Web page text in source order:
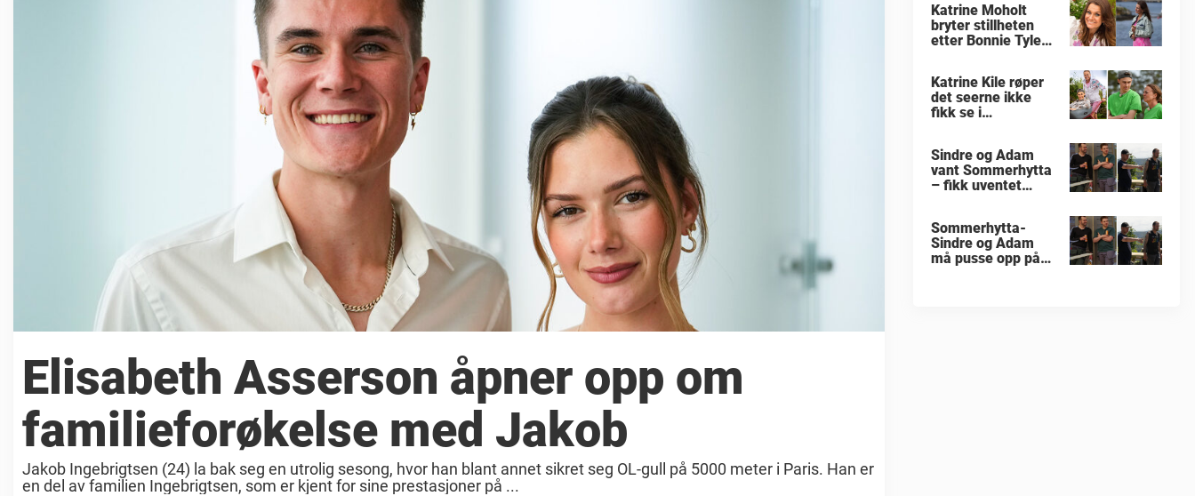
Elisabeth Asserson åpner opp om
familieforøkelse med Jakob
Jakob Ingebrigtsen (24) la bak seg en utrolig sesong, hvor han blant annet sikret seg OL-gull på 5000 meter i Paris. Han er
en del av familien Ingebrigtsen, som er kjent for sine prestasjoner på ...
Katrine Moholt
bryter stillheten
etter Bonnie Tylers
Katrine Kile røper
det seerne ikke
fikk se i
Sindre og Adam
vant Sommerhytta
– fikk uventet
Sommerhytta-
Sindre og Adam
må pusse opp på